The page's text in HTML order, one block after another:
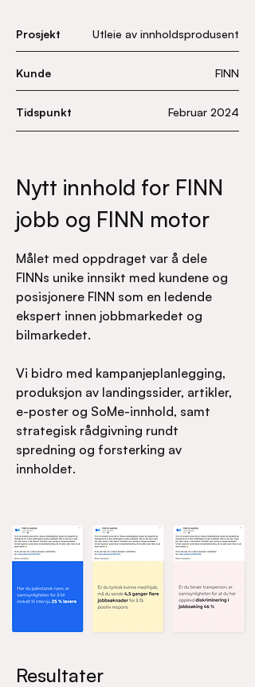
Prosjekt Utleie av innholdsprodusent
Kunde FINN
Tidspunkt Februar 2024
Nytt innhold for FINN
jobb og FINN motor
Målet med oppdraget var å dele
FINNs unike innsikt med kundene og
posisjonere FINN som en ledende
ekspert innen jobbmarkedet og
bilmarkedet.
Vi bidro med kampanjeplanlegging,
produksjon av landingssider, artikler,
e-poster og SoMe-innhold, samt
strategisk rådgivning rundt
spredning og forsterking av
innholdet.
Resultater